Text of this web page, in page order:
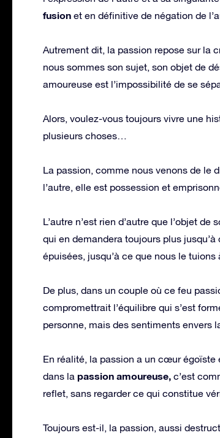
fusion et en définitive de négation de
Autrement dit, la passion repose sur la
nous sommes son sujet, son objet de
amoureuse est l’impossibilité de se
Alors, voulez-vous toujours vivre une
plusieurs choses…
La passion, comme nous venons de le
l’autre, elle est possession et
L’autre n’est rien d’autre que l’objet de
qui en demandera toujours plus
épuisées, jusqu’à ce que nous le tuions
De plus, dans un couple où ce feu
compromettrait l’équilibre qui s’est
personne, mais des sentiments envers
En réalité, la passion a un cœur égoïste
dans la passion amoureuse, c’est
reflet, sans regarder ce qui constitue
Toujours est-il, la passion, aussi